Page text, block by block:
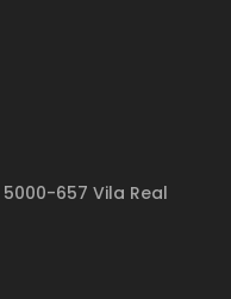
5000-657 Vila Real